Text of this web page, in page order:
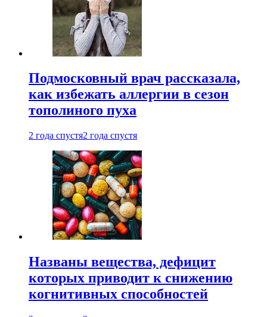
Подмосковный врач рассказала,
как избежать аллергии в сезон
тополиного пуха
2 года спустя2 года спустя
Названы вещества, дефицит
которых приводит к снижению
когнитивных способностей